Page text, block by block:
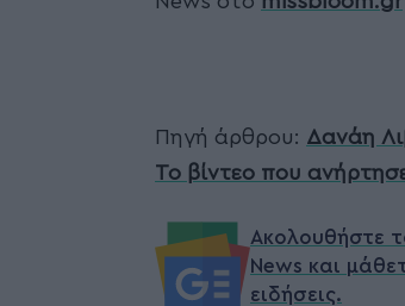
Πηγή άρθρου: Δανάη
Το βίντεο που
Ακολουθήστε
News και
ειδήσεις.